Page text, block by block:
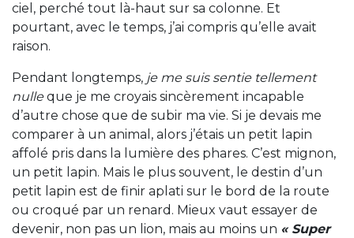
ciel, perché tout là-haut sur sa colonne. Et
pourtant, avec le temps, j’ai compris qu’elle avait
raison.
Pendant longtemps, je me suis sentie tellement
nulleque je me croyais sincèrement incapable
d’autre chose que de subir ma vie. Si je devais me
comparer à un animal, alors j’étais un petit lapin
affolé pris dans la lumière des phares. C’est mignon,
un petit lapin. Mais le plus souvent, le destin d’un
petit lapin est de finir aplati sur le bord de la route
ou croqué par un renard. Mieux vaut essayer de
devenir, non pas un lion, mais au moins un « Super